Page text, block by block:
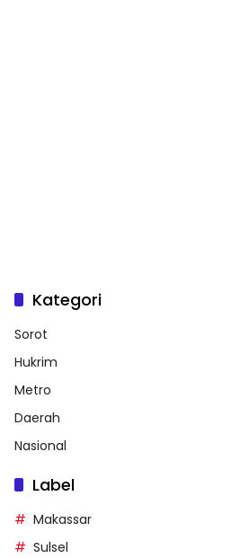
Kategori
Sorot
Hukrim
Metro
Daerah
Nasional
Label
Makassar
Sulsel